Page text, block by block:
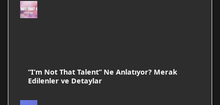
“I’m Not That Talent” Ne Anlatıyor? Merak
Edilenler ve Detaylar